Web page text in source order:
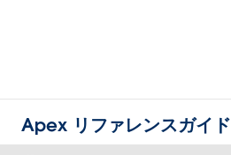
Apex リファレンスガイド